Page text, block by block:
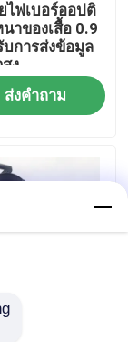
ไฟเบอร์ออปติ
าของเสื้อ 0.9
การส่งข้อมูล
ง
ส่งคำถาม